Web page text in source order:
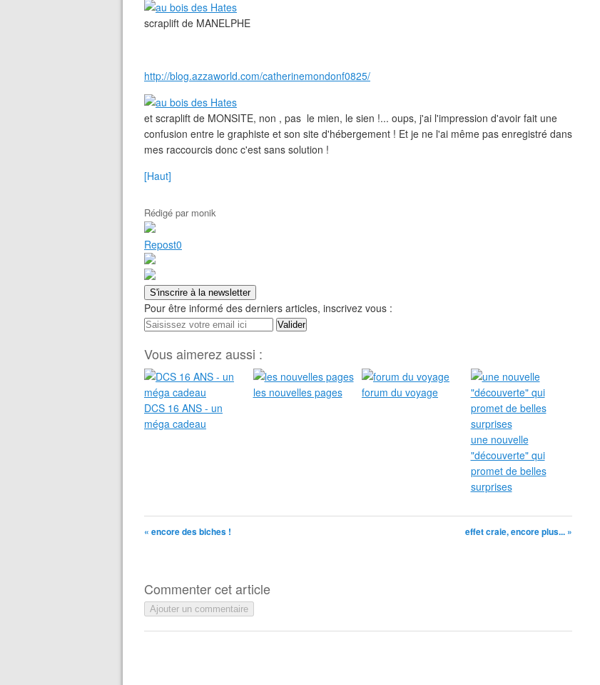
scraplift de MANELPHE
http://blog.azzaworld.com/catherinemondonf0825/
et scraplift de MONSITE, non , pas le mien, le sien !... oups, j'ai l'impression d'avoir fait une
confusion entre le graphiste et son site d'hébergement ! Et je ne l'ai même pas enregistré dans
mes raccourcis donc c'est sans solution !
[Haut]
Rédigé par monik
Repost0
S'inscrire à la newsletter
Pour être informé des derniers articles, inscrivez vous :
Vous aimerez aussi :
DCS 16 ANS - un
méga cadeau
les nouvelles pages forum du voyage
une nouvelle
"découverte" qui
promet de belles
surprises
« encore des biches ! effet craie, encore plus... »
Commenter cet article
Ajouter un commentaire